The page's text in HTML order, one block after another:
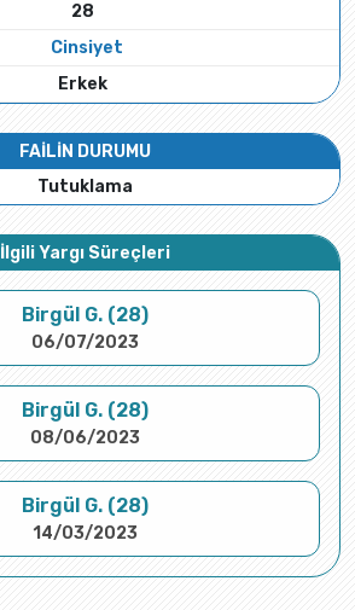
28
Cinsiyet
Erkek
FAİLİN DURUMU
Tutuklama
İlgili Yargı Süreçleri
Birgül G. (28)
06/07/2023
Birgül G. (28)
08/06/2023
Birgül G. (28)
14/03/2023